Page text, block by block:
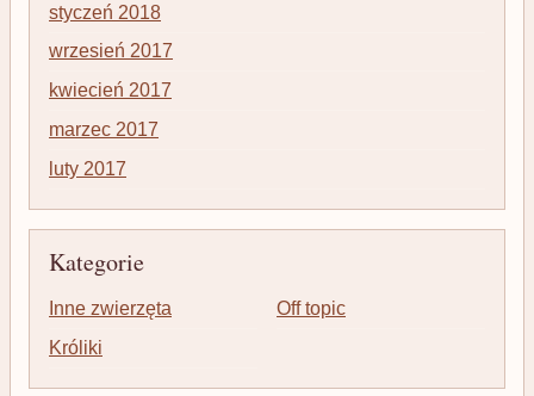
styczeń 2018
wrzesień 2017
kwiecień 2017
marzec 2017
luty 2017
Kategorie
Inne zwierzęta
Króliki
Off topic